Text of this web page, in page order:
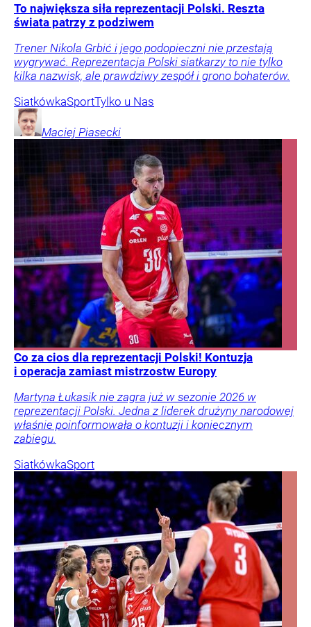
To największa siła reprezentacji Polski. Reszta
świata patrzy z podziwem
Trener Nikola Grbić i jego podopieczni nie przestają
wygrywać. Reprezentacja Polski siatkarzy to nie tylko
kilka nazwisk, ale prawdziwy zespół i grono bohaterów.
SiatkówkaSportTylko u Nas
Maciej Piasecki
Co za cios dla reprezentacji Polski! Kontuzja
i operacja zamiast mistrzostw Europy
Martyna Łukasik nie zagra już w sezonie 2026 w
reprezentacji Polski. Jedna z liderek drużyny narodowej
właśnie poinformowała o kontuzji i koniecznym
zabiegu.
SiatkówkaSport